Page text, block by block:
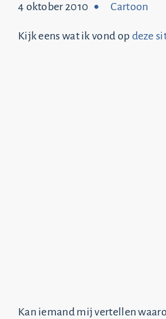
Top 20
4 oktober 2010 Cartoon
Kijk eens wat ik vond op deze
Kan iemand mij vertellen